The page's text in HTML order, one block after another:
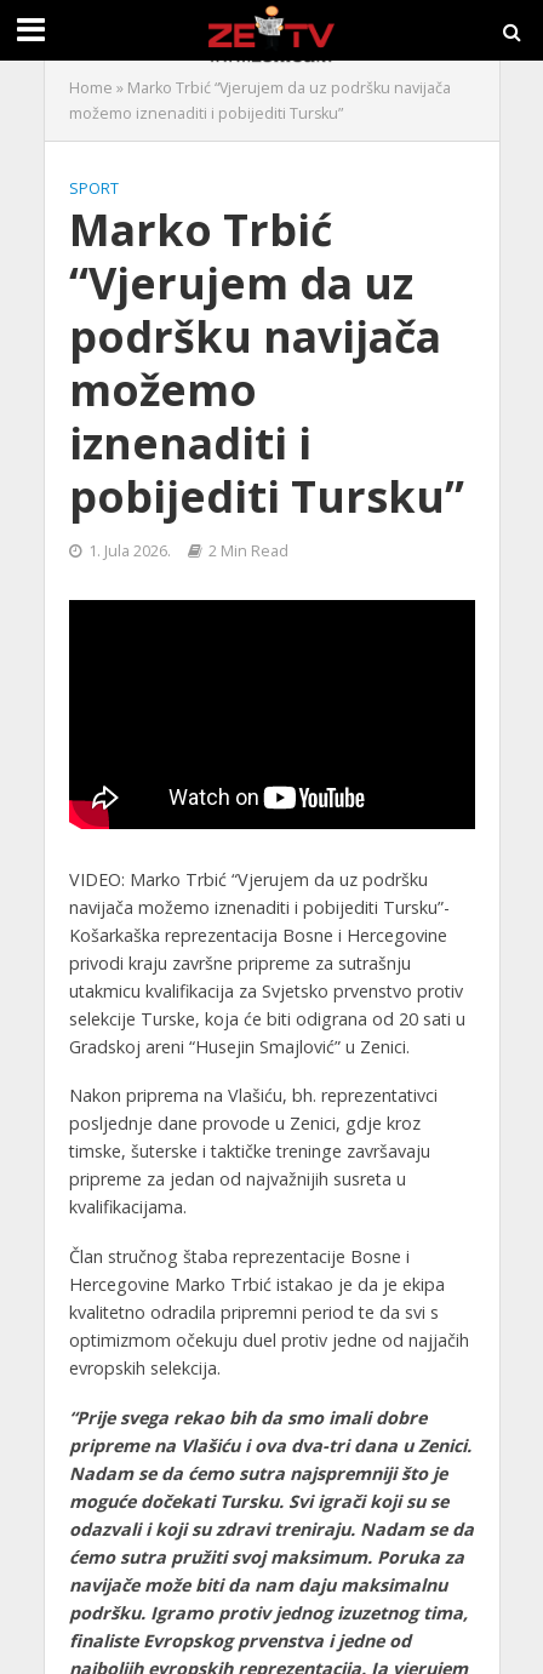
Home » Marko Trbić “Vjerujem da uz podršku navijača
možemo iznenaditi i pobijediti Tursku”
SPORT
Marko Trbić
“Vjerujem da uz
podršku navijača
možemo
iznenaditi i
pobijediti Tursku”
1. Jula 2026. 2 Min Read
VIDEO: Marko Trbić “Vjerujem da uz podršku
navijača možemo iznenaditi i pobijediti Tursku”-
Košarkaška reprezentacija Bosne i Hercegovine
privodi kraju završne pripreme za sutrašnju
utakmicu kvalifikacija za Svjetsko prvenstvo protiv
selekcije Turske, koja će biti odigrana od 20 sati u
Gradskoj areni “Husejin Smajlović” u Zenici.
Nakon priprema na Vlašiću, bh. reprezentativci
posljednje dane provode u Zenici, gdje kroz
timske, šuterske i taktičke treninge završavaju
pripreme za jedan od najvažnijih susreta u
kvalifikacijama.
Član stručnog štaba reprezentacije Bosne i
Hercegovine Marko Trbić istakao je da je ekipa
kvalitetno odradila pripremni period te da svi s
optimizmom očekuju duel protiv jedne od najjačih
evropskih selekcija.
“Prije svega rekao bih da smo imali dobre
pripreme na Vlašiću i ova dva-tri dana u Zenici.
Nadam se da ćemo sutra najspremniji što je
moguće dočekati Tursku. Svi igrači koji su se
odazvali i koji su zdravi treniraju. Nadam se da
ćemo sutra pružiti svoj maksimum. Poruka za
navijače može biti da nam daju maksimalnu
podršku. Igramo protiv jednog izuzetnog tima,
finaliste Evropskog prvenstva i jedne od
najboljih evropskih reprezentacija. Ja vjerujem